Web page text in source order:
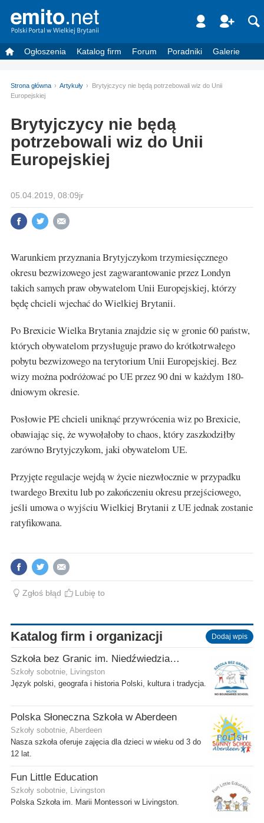
Ogłoszenia Katalog firm Forum Poradniki Galerie
Strona główna Artykuły
Brytyjczycy nie będą potrzebowali wiz do Unii
Europejskiej
Brytyjczycy nie będą
potrzebowali wiz do Unii
Europejskiej
05.04.2019, 08:09jr
Warunkiem przyznania Brytyjczykom trzymiesięcznego
okresu bezwizowego jest zagwarantowanie przez Londyn
takich samych praw obywatelom Unii Europejskiej, którzy
będę chcieli wjechać do Wielkiej Brytanii.
Po Brexicie Wielka Brytania znajdzie się w gronie 60 państw,
których obywatelom przysługuje prawo do krótkotrwałego
pobytu bezwizowego na terytorium Unii Europejskiej. Bez
wizy można podróżować po UE przez 90 dni w każdym 180-
dniowym okresie.
Posłowie PE chcieli uniknąć przywrócenia wiz po Brexicie,
obawiając się, że wywołałoby to chaos, który zaszkodziłby
zarówno Brytyjczykom, jaki obywatelom UE.
Przyjęte regulacje wejdą w życie niezwłocznie w przypadku
twardego Brexitu lub po zakończeniu okresu przejściowego,
jeśli umowa o wyjściu Wielkiej Brytanii z UE jednak zostanie
ratyfikowana.
Zgłoś błąd Lubię to
Katalog firm i organizacji Dodaj wpis
Szkoła bez Granic im. Niedźwiedzia Wojtka
Szkoły sobotnie, Livingston
Język polski, geografa i historia Polski, kultura i tradycja.
Polska Słoneczna Szkoła w Aberdeen
Szkoły sobotnie, Aberdeen
Nasza szkoła oferuje zajęcia dla dzieci w wieku od 3 do
12 lat.
Fun Little Education
Szkoły sobotnie, Livingston
Polska Szkoła im. Marii Montessori w Livingston.